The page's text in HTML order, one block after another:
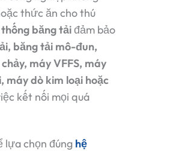
thức ăn cho thú
băng tảiđảm bảo
băng tải mô-đun,
máy VFFS, máy
máy dò kim loại hoặc
kết nối mọi quá
lựa chọn đúng hệ